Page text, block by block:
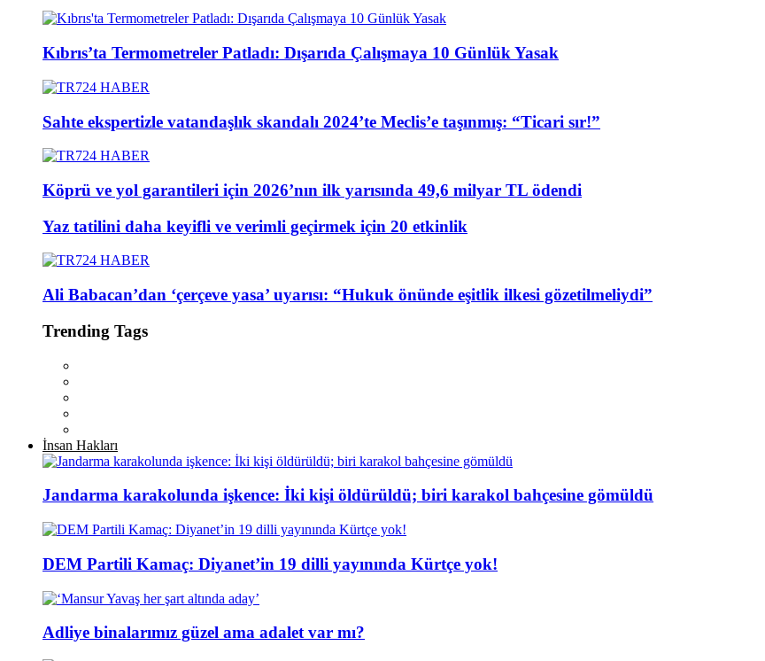
Kıbrıs’ta Termometreler Patladı: Dışarıda Çalışmaya 10 Günlük Yasak
Sahte ekspertizle vatandaşlık skandalı 2024’te Meclis’e taşınmış: “Ticari sır!”
Köprü ve yol garantileri için 2026’nın ilk yarısında 49,6 milyar TL ödendi
Yaz tatilini daha keyifli ve verimli geçirmek için 20 etkinlik
Ali Babacan’dan ‘çerçeve yasa’ uyarısı: “Hukuk önünde eşitlik ilkesi gözetilmeliydi”
Trending Tags
İnsan Hakları
Jandarma karakolunda işkence: İki kişi öldürüldü; biri karakol bahçesine gömüldü
DEM Partili Kamaç: Diyanet’in 19 dilli yayınında Kürtçe yok!
Adliye binalarımız güzel ama adalet var mı?